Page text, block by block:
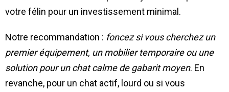
votre félin pour un investissement minimal.
Notre recommandation : foncez si vous cherchez un
premier équipement, un mobilier temporaire ou une
solution pour un chat calme de gabarit moyen. En
revanche, pour un chat actif, lourd ou si vous